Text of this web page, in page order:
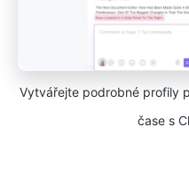
Vytvářejte podrobné profily
čase s